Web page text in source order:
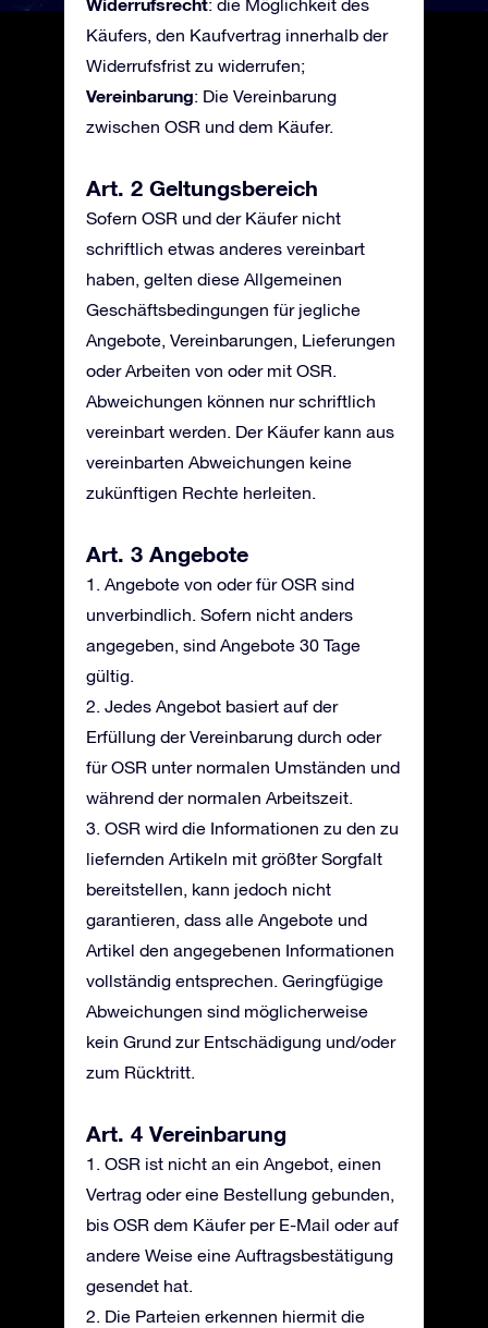
: die Möglichkeit des
Käufers, den Kaufvertrag innerhalb der
Widerrufsfrist zu widerrufen;
Vereinbarung: Die Vereinbarung
zwischen OSR und dem Käufer.
Art. 2 Geltungsbereich
Sofern OSR und der Käufer nicht
schriftlich etwas anderes vereinbart
haben, gelten diese Allgemeinen
Geschäftsbedingungen für jegliche
Angebote, Vereinbarungen, Lieferungen
oder Arbeiten von oder mit OSR.
Abweichungen können nur schriftlich
vereinbart werden. Der Käufer kann aus
vereinbarten Abweichungen keine
zukünftigen Rechte herleiten.
Art. 3 Angebote
1. Angebote von oder für OSR sind
unverbindlich. Sofern nicht anders
angegeben, sind Angebote 30 Tage
gültig.
2. Jedes Angebot basiert auf der
Erfüllung der Vereinbarung durch oder
für OSR unter normalen Umständen und
während der normalen Arbeitszeit.
3. OSR wird die Informationen zu den zu
liefernden Artikeln mit größter Sorgfalt
bereitstellen, kann jedoch nicht
garantieren, dass alle Angebote und
Artikel den angegebenen Informationen
vollständig entsprechen. Geringfügige
Abweichungen sind möglicherweise
kein Grund zur Entschädigung und/oder
zum Rücktritt.
Art. 4 Vereinbarung
1. OSR ist nicht an ein Angebot, einen
Vertrag oder eine Bestellung gebunden,
bis OSR dem Käufer per E-Mail oder auf
andere Weise eine Auftragsbestätigung
gesendet hat.
2. Die Parteien erkennen hiermit die